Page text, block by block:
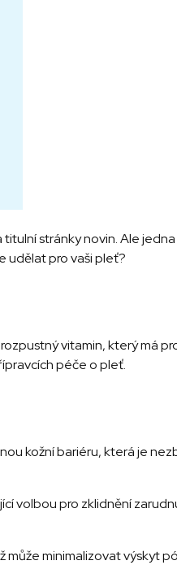
stránky novin. Ale
udělat pro vaši pleť?
vitamin, který má
péče o pleť.
kožní bariéru, která je
volbou pro zklidnění
minimalizovat výskyt